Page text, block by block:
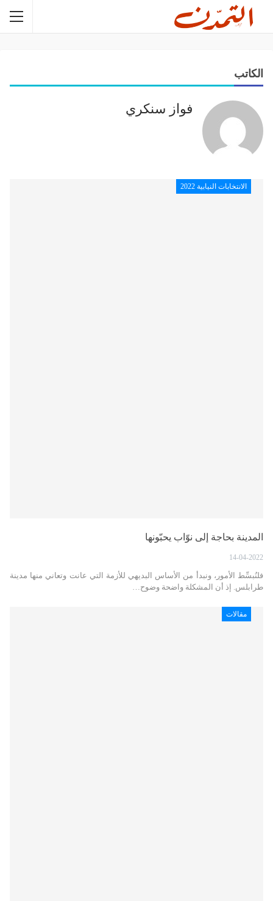
الكاتب
فواز سنكري
الانتخابات النيابية 2022
المدينة بحاجة إلى نوّاب يحبّونها
14-04-2022
فلنُبسِّط الأمور، ونبدأ من الأساس البديهي للأزمة التي عانت وتعاني منها مدينة
طرابلس. إذ أن المشكلة واضحة وضوح…
مقالات